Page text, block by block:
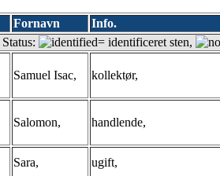
Fornavn Info.
Status: = identificeret sten,
Samuel Isac, kollektør,
Salomon, handlende,
Sara, ugift,